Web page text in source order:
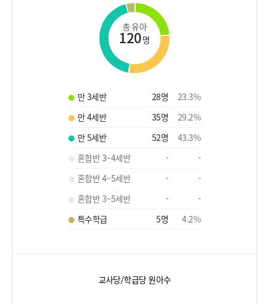
총 유아
120명
만 3세반 28명 23.3%
만 4세반
35명 29.2%
만 5세반
52명 43.3%
혼합반 3~4세반
-
-
혼합반 4~5세반
-
-
혼합반 3~5세반
-
-
특수학급
5명 4.2%
교사당/학급당 원아수